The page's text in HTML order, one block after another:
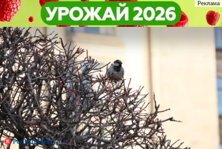
Европейские женщины оказались
страшнее мужчин
В стране и
мире
Европейские женщины оказались
страшнее мужчин
В стране и
мире
Другие новости
по теме
Погода и курсы
валют в Пензе